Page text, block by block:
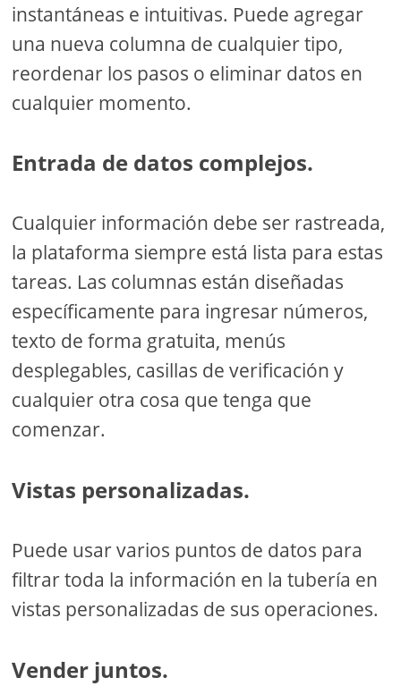
instantáneas e intuitivas. Puede agregar
una nueva columna de cualquier tipo,
reordenar los pasos o eliminar datos en
cualquier momento.
Entrada de datos complejos.
Cualquier información debe ser rastreada,
la plataforma siempre está lista para estas
tareas. Las columnas están diseñadas
específicamente para ingresar números,
texto de forma gratuita, menús
desplegables, casillas de verificación y
cualquier otra cosa que tenga que
comenzar.
Vistas personalizadas.
Puede usar varios puntos de datos para
filtrar toda la información en la tubería en
vistas personalizadas de sus operaciones.
Vender juntos.